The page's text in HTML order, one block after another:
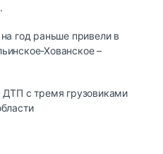
год раньше привели в
Хованское –
ДТП с тремя грузовиками